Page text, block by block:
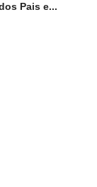
Pais e...